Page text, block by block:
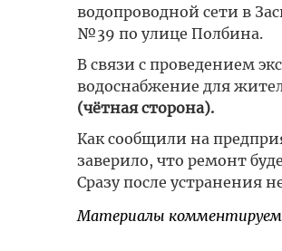
водопроводной сети в
№39 по улице Полбина.
В связи с проведением
водоснабжение для
(чётная сторона).
Как сообщили на
заверило, что ремонт
Сразу после устранения
Материалы